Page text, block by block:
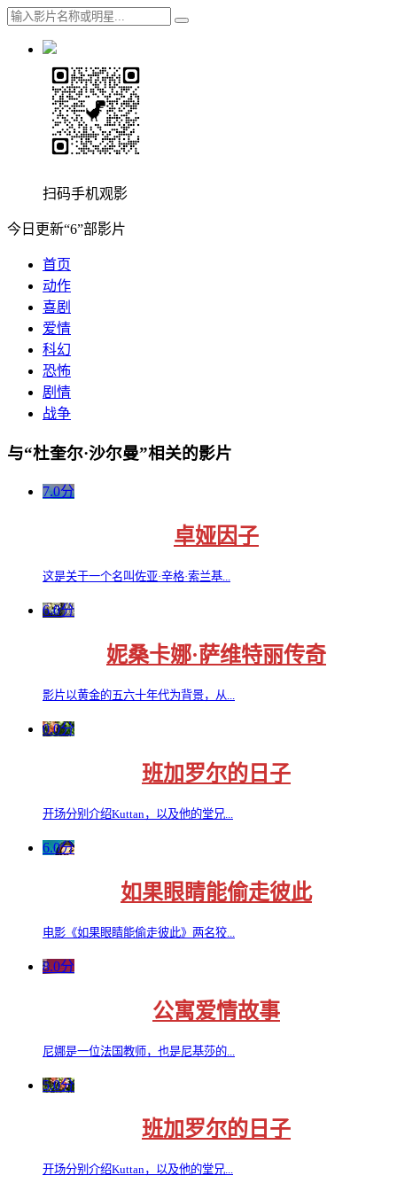
扫码手机观影
今日更新“6”部影片
首页
动作
喜剧
爱情
科幻
恐怖
剧情
战争
与“杜奎尔·沙尔曼”相关的影片
7.0分
卓娅因子
这是关于一个名叫佐亚·辛格·索兰基...
6.0分
妮桑卡娜·萨维特丽传奇
影片以黄金的五六十年代为背景，从...
0.0分
班加罗尔的日子
开场分别介绍Kuttan，以及他的堂兄...
6.0分
如果眼睛能偷走彼此
电影《如果眼睛能偷走彼此》两名狡...
8.0分
公寓爱情故事
尼娜是一位法国教师，也是尼基莎的...
5.0分
班加罗尔的日子
开场分别介绍Kuttan，以及他的堂兄...